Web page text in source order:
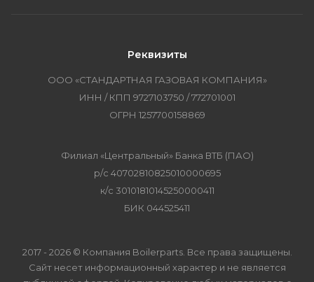
Реквизиты
ООО «СТАНДАРТНАЯ ГАЗОВАЯ КОМПАНИЯ»
ИНН / КПП 9727103750 / 772701001
ОГРН 1257700158869
Филиал «Центральный» Банка ВТБ (ПАО)
р/с 40702810825010000695
к/с 30101810145250000411
БИК 044525411
2017 - 2026 © Компания Boilerparts. Все права защищены.
Сайт несет информационный характер и не является